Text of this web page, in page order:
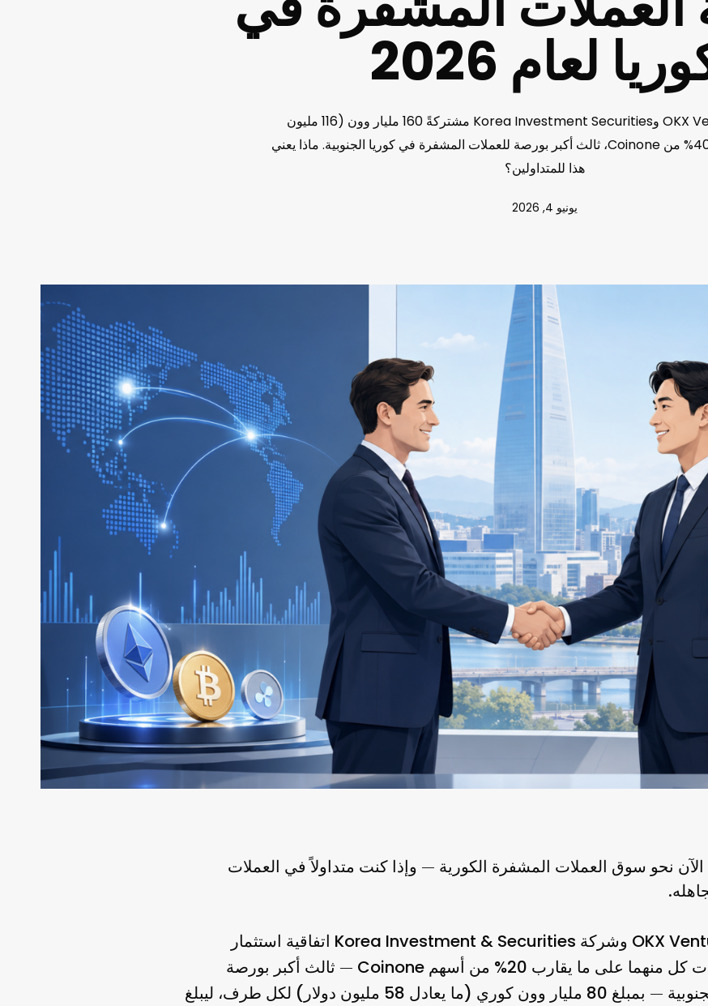
لعام 2026
استثمرت OKX Ventures وKorea Investment Securities مشتركةً 160 مليار وون (116 مليون
دولار) للحصول على 40% من Coinone، ثالث أكبر بورصة للعملات المشفرة في كوريا الجنوبية. ماذا يعني
هذا للمتداولين؟
يونيو 4, 2026
— وإذا كنت متداولاً في العملات
OKX وشركة Korea Investment & Securities
اتفاقية استثمار
كل منهما على ما يقارب 20% من أسهم Coinone
— ثالث أكبر بورصة
— بمبلغ 80 مليار وون كوري (ما يعادل 58 مليون دولار)
لكل طرف، ليبلغ